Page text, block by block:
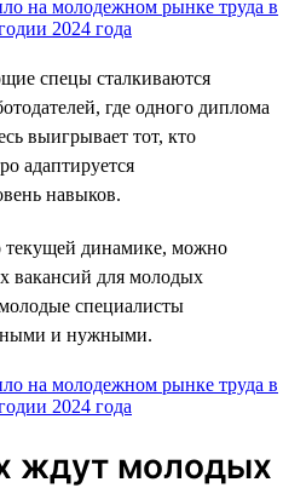
спецы сталкиваются
где одного диплома
выигрывает тот, кто
адаптируется
навыков.
текущей динамике, можно
вакансий для молодых
специалисты
и нужными.
ждут молодых